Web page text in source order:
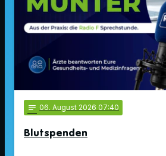
notes 06. August 2026 07:40
Blutspenden